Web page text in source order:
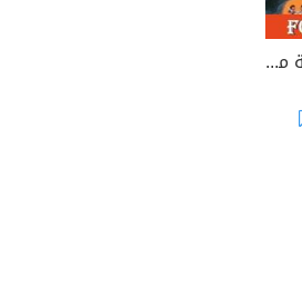
أسطورة 099 - سلسلة ما وراء الطبيعة